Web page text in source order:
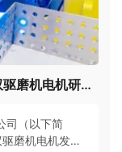
国产重大装备新突破：新一代大功率双驱磨机电机研制成功
司（以下简
磨机电机发布